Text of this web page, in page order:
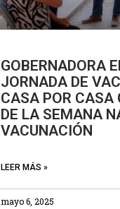
GOBERNADORA
JORNADA DE
CASA POR CASA
DE LA SEMANA
VACUNACIÓN
LEER MÁS »
mayo 6, 2025